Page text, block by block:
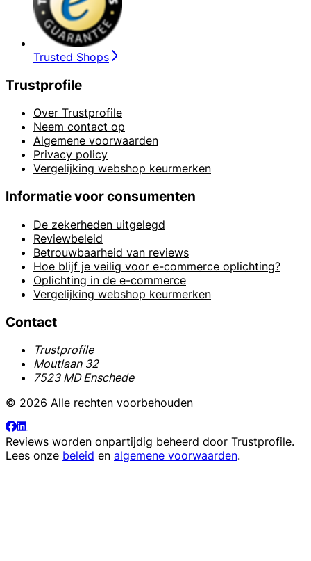
Trusted Shops
Trustprofile
Over Trustprofile
Neem contact op
Algemene voorwaarden
Privacy policy
Vergelijking webshop keurmerken
Informatie voor consumenten
De zekerheden uitgelegd
Reviewbeleid
Betrouwbaarheid van reviews
Hoe blijf je veilig voor e-commerce oplichting?
Oplichting in de e-commerce
Vergelijking webshop keurmerken
Contact
Trustprofile
Moutlaan 32
7523 MD Enschede
© 2026 Alle rechten voorbehouden
Reviews worden onpartijdig beheerd door Trustprofile.
Lees onze beleid en algemene voorwaarden.